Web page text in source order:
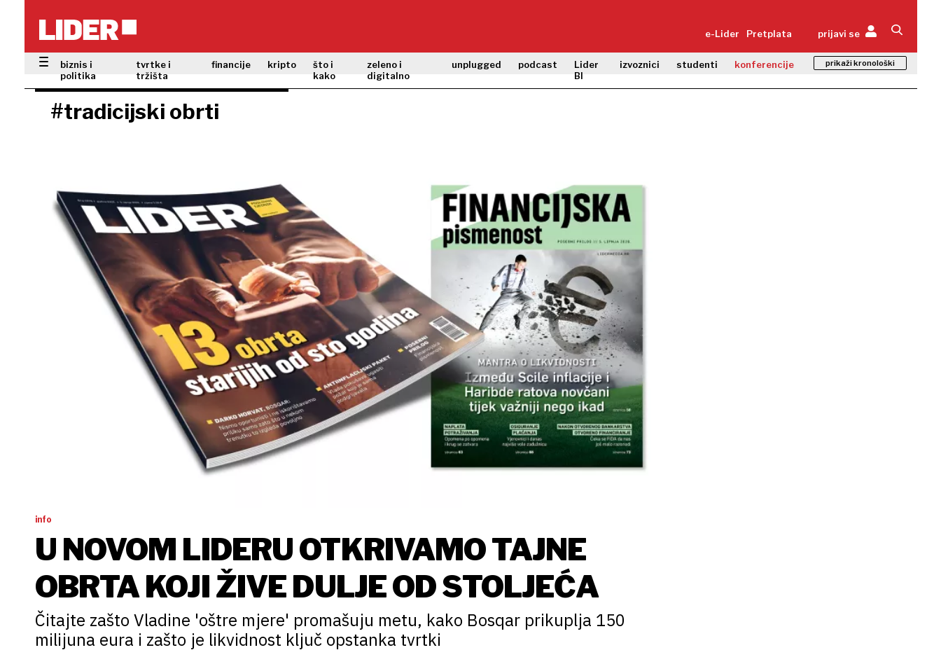
e-Lider Pretplata prijavi se
biznis i
politika
tvrtke i
tržišta
financije kripto
što i
kako
zeleno i
digitalno
unplugged podcast
Lider
BI
izvoznici studenti konferencije prikaži kronološki
#tradicijski obrti
info
U NOVOM LIDERU OTKRIVAMO TAJNE
OBRTA KOJI ŽIVE DULJE OD STOLJEĆA
Čitajte zašto Vladine 'oštre mjere' promašuju metu, kako Bosqar prikuplja 150
milijuna eura i zašto je likvidnost ključ opstanka tvrtki